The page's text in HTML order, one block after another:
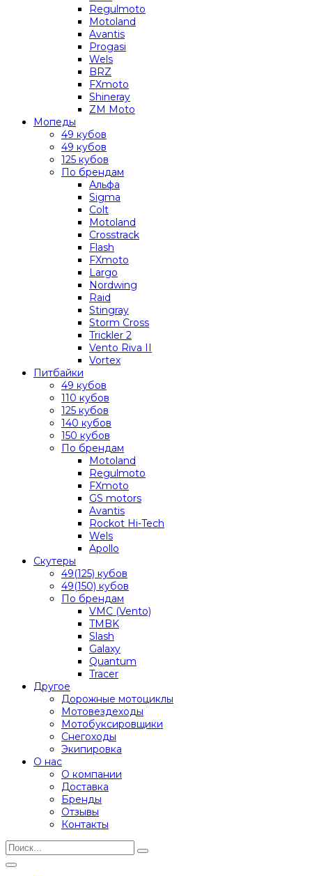
Regulmoto
Motoland
Avantis
Progasi
Wels
BRZ
FXmoto
Shineray
ZM Moto
Мопеды
49 кубов
49 кубов
125 кубов
По брендам
Альфа
Sigma
Colt
Motoland
Crosstrack
Flash
FXmoto
Largo
Nordwing
Raid
Stingray
Storm Cross
Trickler 2
Vento Riva II
Vortex
Питбайки
49 кубов
110 кубов
125 кубов
140 кубов
150 кубов
По брендам
Motoland
Regulmoto
FXmoto
GS motors
Avantis
Rockot Hi-Tech
Wels
Apollo
Скутеры
49(125) кубов
49(150) кубов
По брендам
VMC (Vento)
TMBK
Slash
Galaxy
Quantum
Tracer
Другое
Дорожные мотоциклы
Мотовездеходы
Мотобуксировщики
Снегоходы
Экипировка
О нас
О компании
Доставка
Бренды
Отзывы
Контакты